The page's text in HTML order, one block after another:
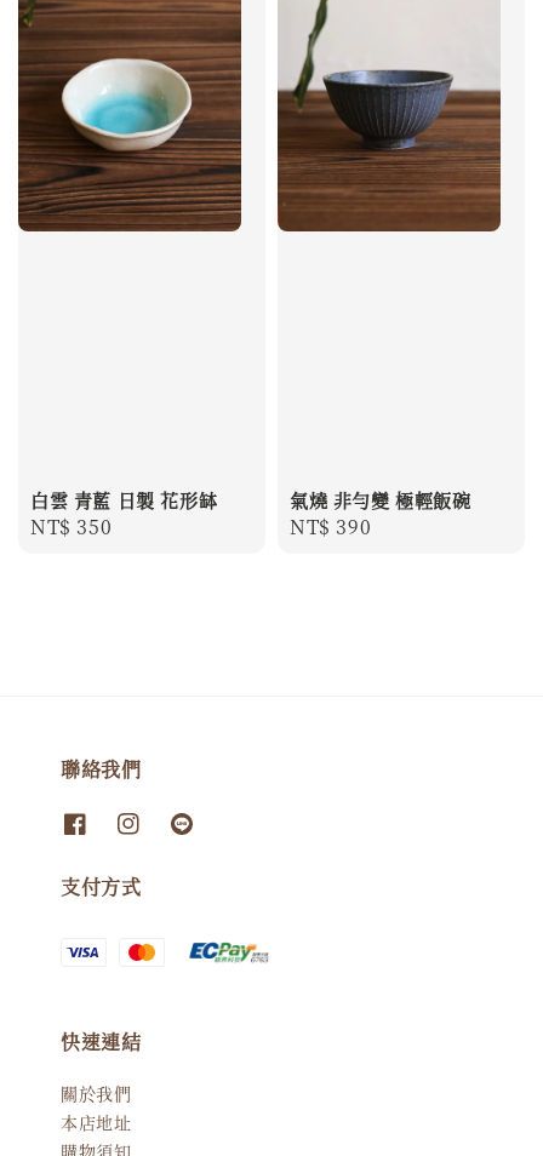
白雲 青藍 日製 花形缽
Regular
NT$ 350
氣燒 非勻變 極輕飯碗
Regular
NT$ 390
聯絡我們
支付方式
快速連結
關於我們
本店地址